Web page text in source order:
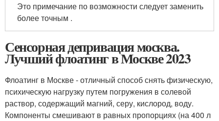
Это примечание по возможности следует заменить
более точным .
Сенсорная депривация москва.
Лучший флоатинг в Москве 2023
Флоатинг в Москве - отличный способ снять физическую,
психическую нагрузку путем погружения в солевой
раствор, содержащий магний, серу, кислород, воду.
Компоненты смешивают в равных пропорциях (на 400 л